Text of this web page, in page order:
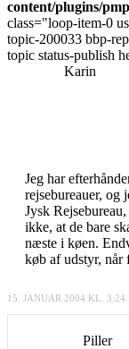
content/plugins/
class="loop-item-0
topic-200033 bbp-
topic status-publish
Karin
Jeg har
rejsebureauer, og
Jysk
ikke, at de bare
næste i køen.
køb af udstyr, når
15. JANUAR 2004 KL. 3:24
Piller